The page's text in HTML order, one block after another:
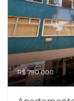
R$ 790.000